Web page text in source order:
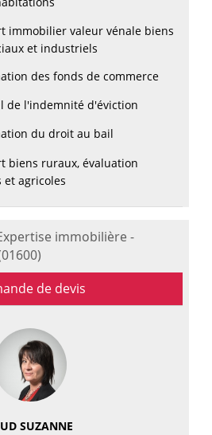
immobilier valeur vénale biens
et industriels
des fonds de commerce
de l'indemnité d'éviction
du droit au bail
biens ruraux, évaluation
et agricoles
immobilière -
de devis
SUZANNE